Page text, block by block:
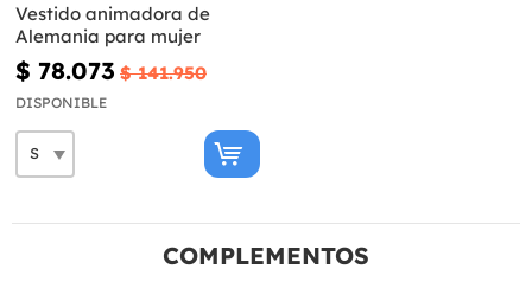
Vestido animadora de
Alemania para mujer
$ 78.073 $ 141.950
DISPONIBLE
COMPLEMENTOS